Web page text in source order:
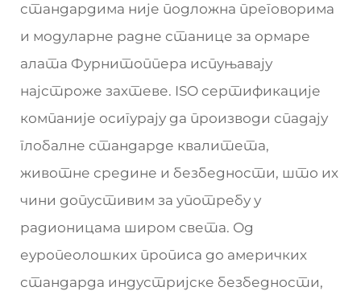
стандардима није подложна преговорима
и модуларне радне станице за ормаре
алата Фурнитоппера испуњавају
најстроже захтеве. ISO сертификације
компаније осигурају да производи спадају
глобалне стандарде квалитета,
животне средине и безбедности, што их
чини допустивим за употребу у
радионицама широм света. Од
еуропеолошких прописа до америчких
стандарда индустријске безбедности,